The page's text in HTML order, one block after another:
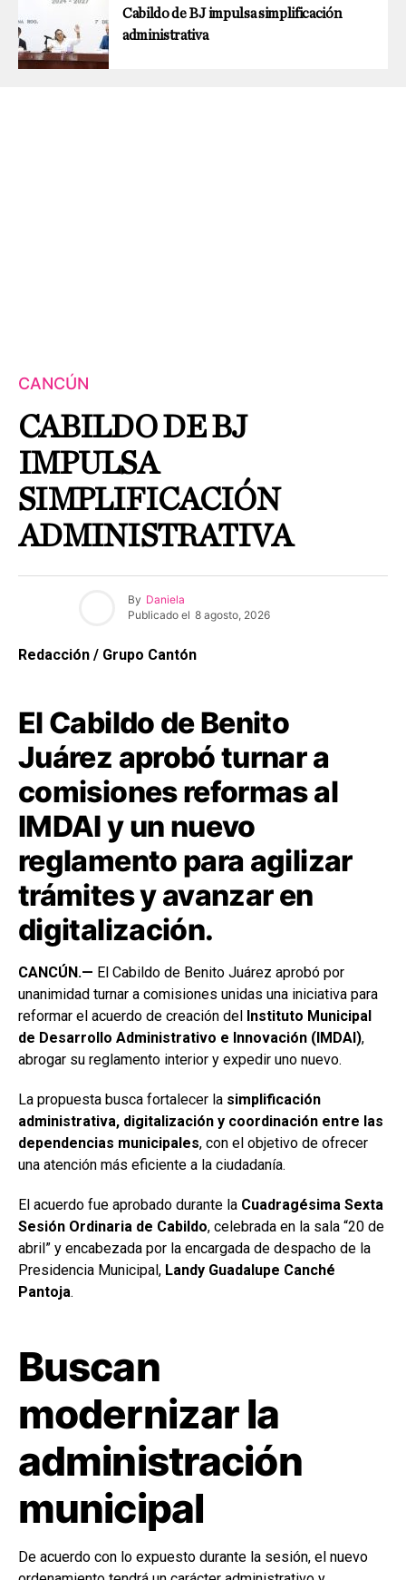
Cabildo de BJ impulsa simplificación
administrativa
CANCÚN
CABILDO DE BJ
IMPULSA
SIMPLIFICACIÓN
ADMINISTRATIVA
By Daniela
Publicado el 8 agosto, 2026
Redacción / Grupo Cantón
El Cabildo de Benito
Juárez aprobó turnar a
comisiones reformas al
IMDAI y un nuevo
reglamento para agilizar
trámites y avanzar en
digitalización.
CANCÚN.— El Cabildo de Benito Juárez aprobó por
unanimidad turnar a comisiones unidas una iniciativa para
reformar el acuerdo de creación del Instituto Municipal
de Desarrollo Administrativo e Innovación (IMDAI),
abrogar su reglamento interior y expedir uno nuevo.
La propuesta busca fortalecer la simplificación
administrativa, digitalización y coordinación entre las
dependencias municipales, con el objetivo de ofrecer
una atención más eficiente a la ciudadanía.
El acuerdo fue aprobado durante la Cuadragésima Sexta
Sesión Ordinaria de Cabildo, celebrada en la sala “20 de
abril” y encabezada por la encargada de despacho de la
Presidencia Municipal, Landy Guadalupe Canché
Pantoja.
Buscan
modernizar la
administración
municipal
De acuerdo con lo expuesto durante la sesión, el nuevo